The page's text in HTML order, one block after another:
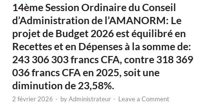
14ème Session Ordinaire du Conseil
d’Administration de l’AMANORM: Le
projet de Budget 2026 est équilibré en
Recettes et en Dépenses à la somme de:
243 306 303 francs CFA, contre 318 369
036 francs CFA en 2025, soit une
diminution de 23,58%.
2 février 2026 - byAdministrateur - Leave a Comment